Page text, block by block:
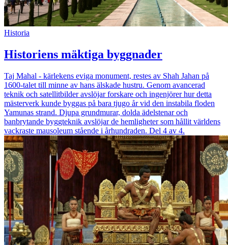
Historia
Historiens mäktiga byggnader
Taj Mahal - kärlekens eviga monument, restes av Shah Jahan på
1600-talet till minne av hans älskade hustru. Genom avancerad
teknik och satellitbilder avslöjar forskare och ingenjörer hur detta
mästerverk kunde byggas på bara tjugo år vid den instabila floden
Yamunas strand. Djupa grundmurar, dolda ädelstenar och
banbrytande byggteknik avslöjar de hemligheter som hållit världens
vackraste mausoleum stående i århundraden. Del 4 av 4.